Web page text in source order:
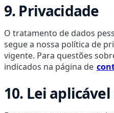
9. Privacidade
O tratamento de dados
segue a nossa política de
vigente. Para questões
indicados na página de
10. Lei